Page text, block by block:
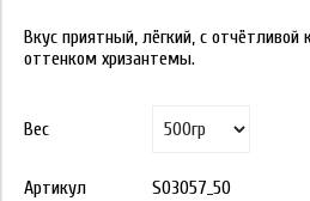
Вкус приятный, лёгкий, с
оттенком хризантемы.
Вес
Артикул S03057_50